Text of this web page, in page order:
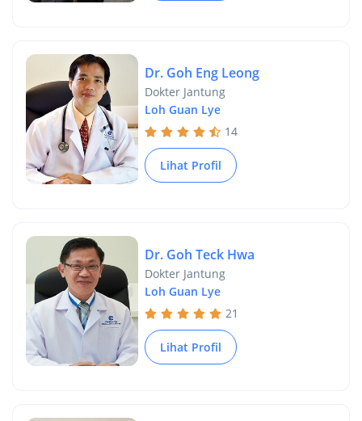
Dr. Goh Eng Leong
Dokter Jantung
Loh Guan Lye
14
Lihat Profil
Dr. Goh Teck Hwa
Dokter Jantung
Loh Guan Lye
21
Lihat Profil